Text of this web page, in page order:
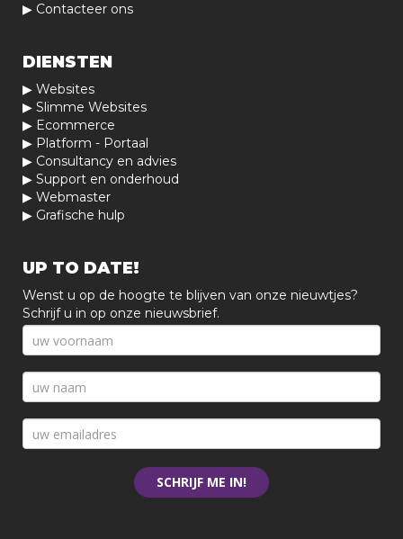
▶ Contacteer ons
DIENSTEN
▶ Websites
▶ Slimme Websites
▶ Ecommerce
▶ Platform - Portaal
▶ Consultancy en advies
▶ Support en onderhoud
▶ Webmaster
▶ Grafische hulp
UP TO DATE!
Wenst u op de hoogte te blijven van onze nieuwtjes?
Schrijf u in op onze nieuwsbrief.
SCHRIJF ME IN!